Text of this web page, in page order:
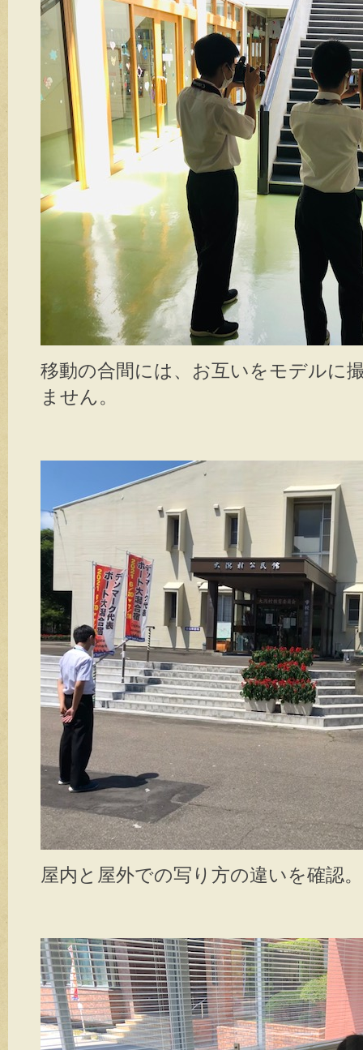
移動の合間には、お互いをモデルに
ません。
屋内と屋外での写り方の違いを確認。